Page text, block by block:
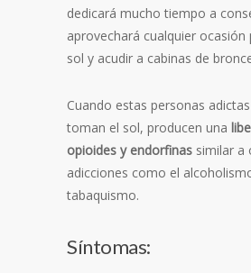
dedicará mucho tiempo a
aprovechará cualquier
sol y acudir a cabinas de
Cuando estas personas
toman el sol, producen una
opioides y endorfinas similar a
adicciones como el
tabaquismo.
Síntomas: